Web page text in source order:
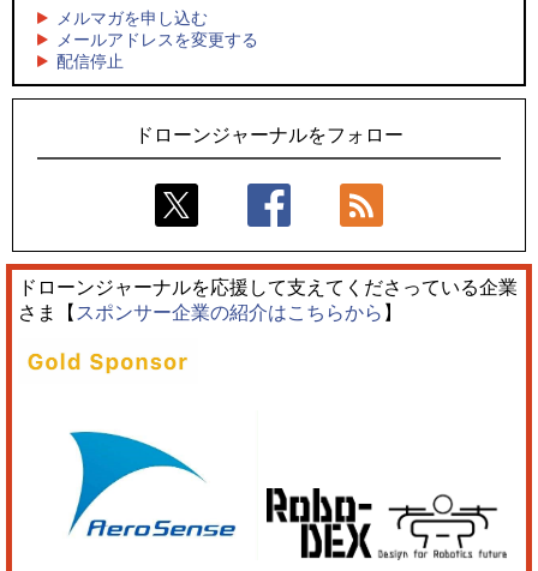
スタ2026」10/3、4開催
そらとぶタクシー、ハイブリッドeVTOL開発のPLANA社と独
占契約
キリンビールがライブ中継と連動した支援企画
ロボデックス、2時間超の飛行を目指す新型水素燃料電池ドロ
ーンを公開
メルマガを申し込む
メールアドレスを変更する
配信停止
ドローンジャーナルをフォロー
ドローンジャーナルを応援して支えてくださっている企業
さま【 スポンサー企業の紹介はこちらから 】